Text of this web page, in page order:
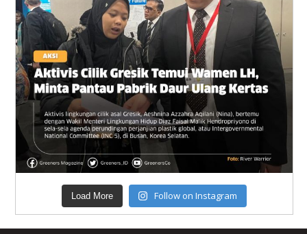
Load More Follow on Instagram